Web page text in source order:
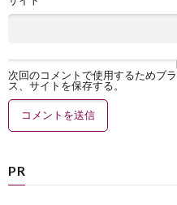
次回のコメントで使用するためブ
ス、サイトを保存する。
PR